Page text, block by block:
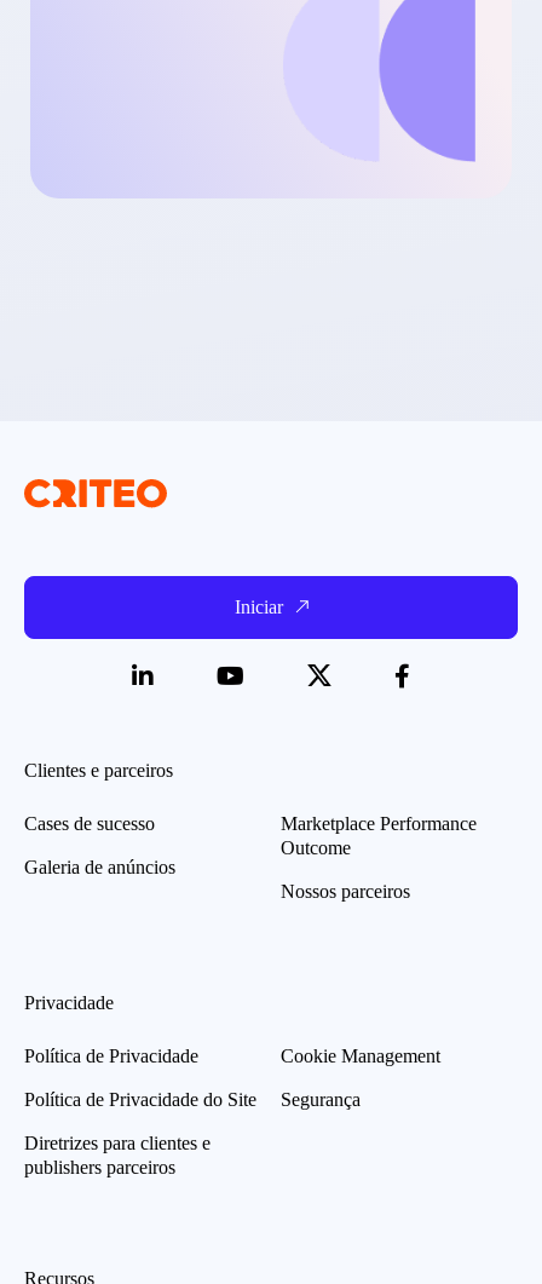
Iniciar
Clientes e parceiros
Cases de sucesso
Galeria de anúncios
Marketplace Performance
Outcome
Nossos parceiros
Privacidade
Política de Privacidade
Política de Privacidade do Site
Diretrizes para clientes e
publishers parceiros
Cookie Management
Segurança
Recursos